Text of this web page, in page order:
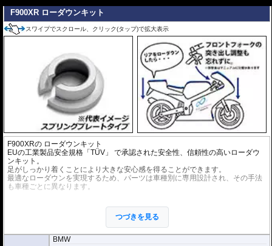
F900XR ローダウンキット
スワイプでスクロール、クリック(タップ)で拡大表示
F900XRの ローダウンキット
EUの工業製品安全規格「TÜV」 で承認された安全性、信頼性の高いローダウ
ンキット。
足がしっかり着くことにより大きな安心感を得ることができます。
最適なローダウンを実現するため、パーツは車種別に専用設計され、その手法
も車種ごとに異なります。
お勧めいたします。(ショートサイドスタンドはお客様にてご用意ください。)
※ダウンする高さによっては、センタースタンドが使用できない、または、取
り外さなくてはいけない場合があります。
※写真は同系ローダウンパーツの代表写真です。実際の商品とは異なる場合が
つづきを見る
BMW